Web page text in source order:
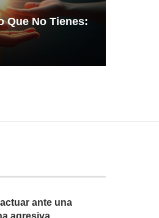
Que No Tienes:
ante una
agresiva